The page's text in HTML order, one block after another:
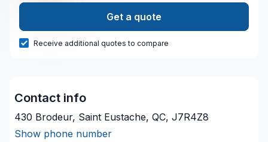
Get a quote
Receive additional quotes to compare
Contact info
430 Brodeur, Saint Eustache, QC, J7R4Z8
Show phone number